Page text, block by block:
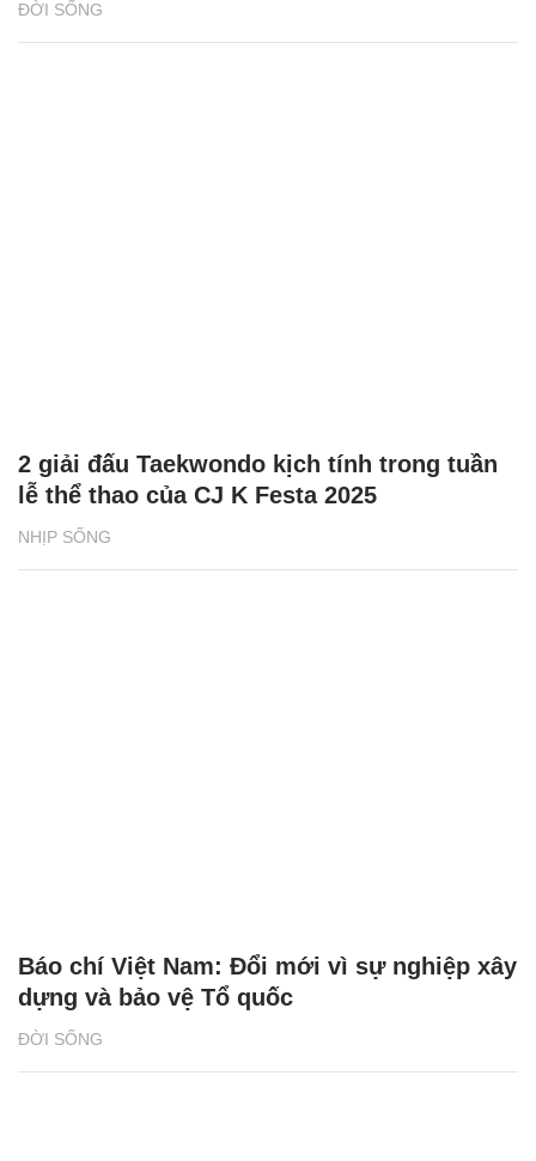
ĐỜI SỐNG
NHỊP SỐNG
2 giải đấu Taekwondo kịch tính trong tuần
lễ thể thao của CJ K Festa 2025
ĐỜI SỐNG
Báo chí Việt Nam: Đổi mới vì sự nghiệp xây
dựng và bảo vệ Tổ quốc